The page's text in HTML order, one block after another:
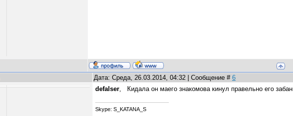
Дата: Среда, 26.03.2014, 04:32 | Сообщение # 6
defalser, Кидала он маего знакомова кинул правельно его
Skype: S_KATANA_S